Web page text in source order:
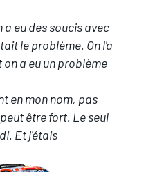
a eu des soucis avec
le problème. On l'a
a eu un problème
en mon nom, pas
être fort. Le seul
Et j'étais